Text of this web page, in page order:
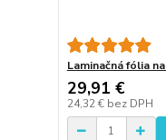
Laminačná fólia
29,91 €
24,32 € bez DPH